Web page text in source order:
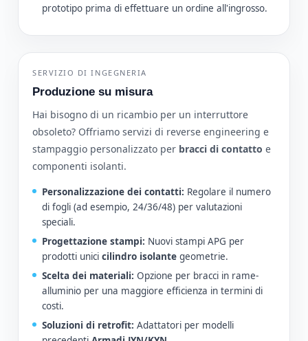
prototipo prima di effettuare un ordine all'ingrosso.
SERVIZIO DI INGEGNERIA
Produzione su misura
Hai bisogno di un ricambio per un interruttore
obsoleto? Offriamo servizi di reverse engineering e
stampaggio personalizzato per bracci di contatto e
componenti isolanti.
Personalizzazione dei contatti: Regolare il numero
di fogli (ad esempio, 24/36/48) per valutazioni
speciali.
Progettazione stampi: Nuovi stampi APG per
prodotti unici cilindro isolante geometrie.
Scelta dei materiali: Opzione per bracci in rame-
alluminio per una maggiore efficienza in termini di
costi.
Soluzioni di retrofit: Adattatori per modelli